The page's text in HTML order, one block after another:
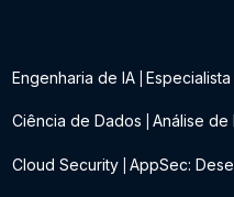
Engenharia de IA Especialista
Ciência de Dados Análise de
Cloud Security AppSec: